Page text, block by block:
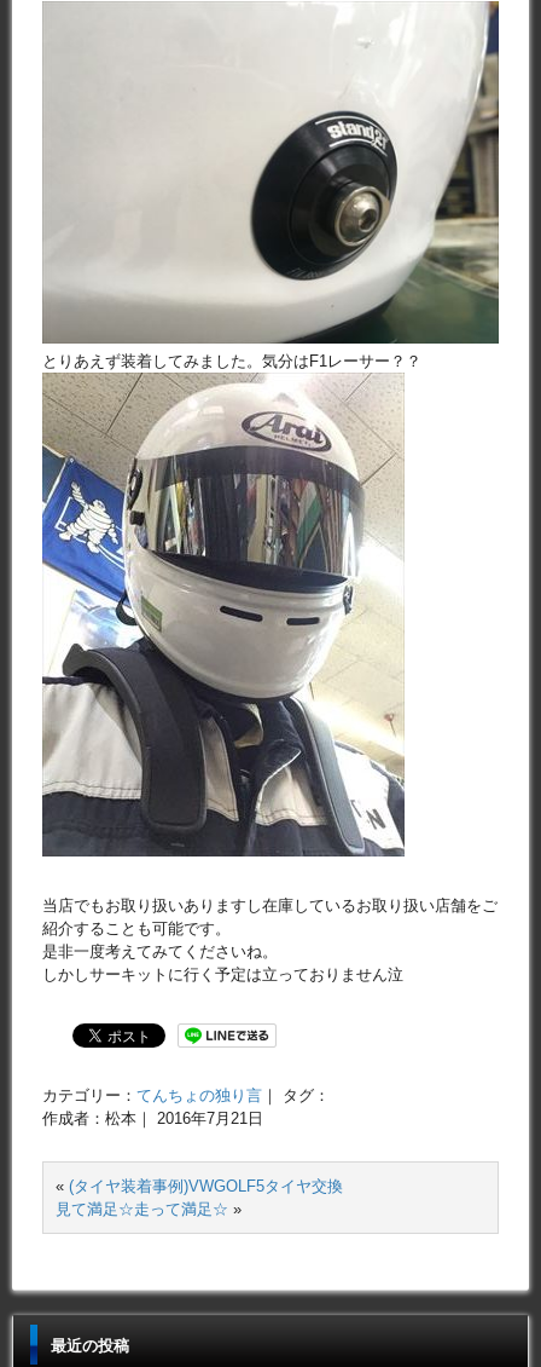
とりあえず装着してみました。気分はF1レーサー？？
当店でもお取り扱いありますし在庫しているお取り扱い店舗をご
紹介することも可能です。
是非一度考えてみてくださいね。
しかしサーキットに行く予定は立っておりません泣
カテゴリー： てんちょの独り言 ｜ タグ：
作成者：松本｜ 2016年7月21日
« (タイヤ装着事例)VWGOLF5タイヤ交換
見て満足☆走って満足☆ »
最近の投稿